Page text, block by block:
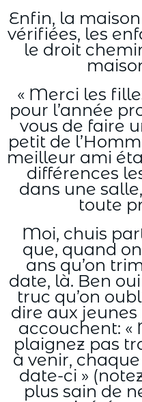
Enfin, la
vérifiées, les
le droit
« Merci les
pour l’année
vous de faire
petit de
meilleur ami
différences
dans une
toute
Moi, chuis
que, quand
ans qu’on
date, là. Ben
truc qu’on
dire aux
accouchent: «
plaignez pas
à venir,
date-ci »
plus sain de